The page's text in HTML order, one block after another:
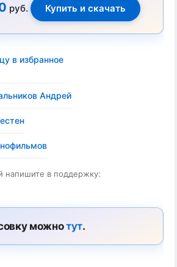
руб.
в избранное
Андрей
напишите в поддержку:
можнотут.